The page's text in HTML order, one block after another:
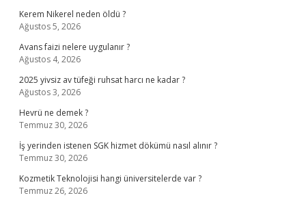
Kerem Nikerel neden öldü ?
Ağustos 5, 2026
Avans faizi nelere uygulanır ?
Ağustos 4, 2026
2025 yivsiz av tüfeği ruhsat harcı ne kadar ?
Ağustos 3, 2026
Hevrü ne demek ?
Temmuz 30, 2026
İş yerinden istenen SGK hizmet dökümü nasıl alınır ?
Temmuz 30, 2026
Kozmetik Teknolojisi hangi üniversitelerde var ?
Temmuz 26, 2026